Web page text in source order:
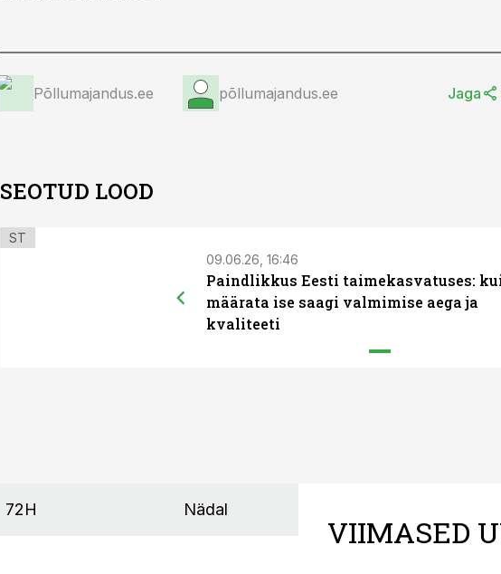
Põllumajandus.ee põllumajandus.ee Jaga
SEOTUD LOOD
ST
09.06.26, 16:46
Paindlikkus Eesti taimekasvatuses:
määrata ise saagi valmimise aega ja
kvaliteeti
72H Nädal
VIIMASED